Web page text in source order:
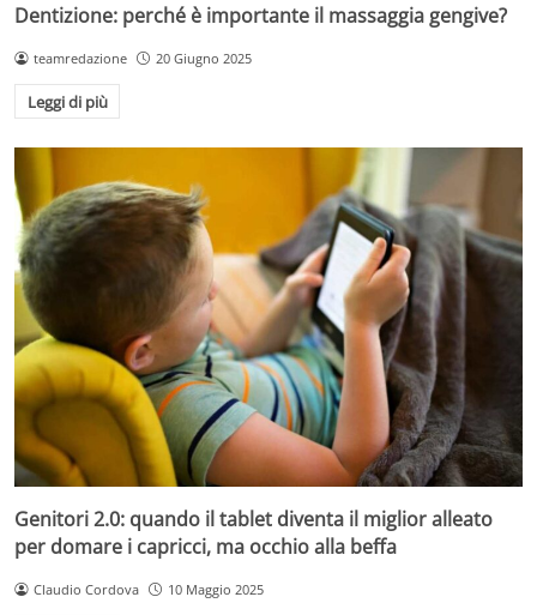
Dentizione: perché è importante il massaggia gengive?
teamredazione 20 Giugno 2025
Leggi di più
Genitori 2.0: quando il tablet diventa il miglior alleato
per domare i capricci, ma occhio alla beffa
Claudio Cordova 10 Maggio 2025